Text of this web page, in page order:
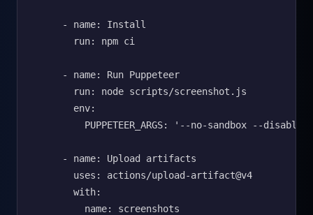
      - name: Install
        run: npm ci
      - name: Run Puppeteer
        run: node scripts/screenshot.js
        env:
PUPPETEER_ARGS: '--no-sandbox --disable-
      - name: Upload artifacts
        uses: actions/upload-artifact@v4
        with:
          name: screenshots